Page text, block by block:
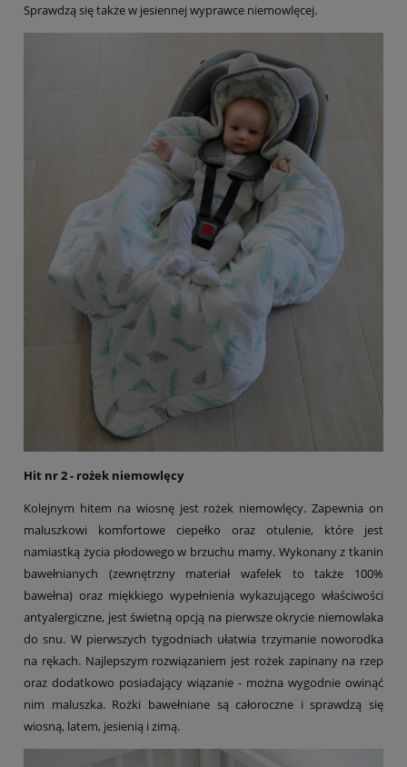
Sprawdzą się także w jesiennej wyprawce niemowlęcej.
Hit nr 2 - rożek niemowlęcy
Kolejnym hitem na wiosnę jest rożek niemowlęcy. Zapewnia on
maluszkowi komfortowe ciepełko oraz otulenie, które jest
namiastką życia płodowego w brzuchu mamy. Wykonany z tkanin
bawełnianych (zewnętrzny materiał wafelek to także 100%
bawełna) oraz miękkiego wypełnienia wykazującego właściwości
antyalergiczne, jest świetną opcją na pierwsze okrycie niemowlaka
do snu. W pierwszych tygodniach ułatwia trzymanie noworodka
na rękach. Najlepszym rozwiązaniem jest rożek zapinany na rzep
oraz dodatkowo posiadający wiązanie - można wygodnie owinąć
nim maluszka. Rożki bawełniane są całoroczne i sprawdzą się
wiosną, latem, jesienią i zimą.